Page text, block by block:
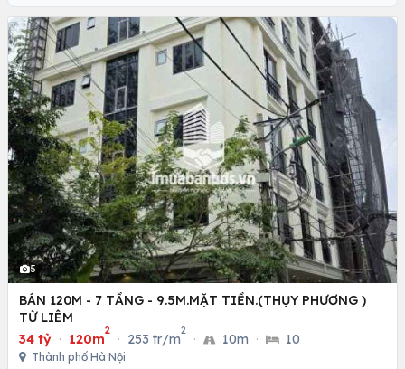
5
BÁN 120M - 7 TẦNG - 9.5M.MẶT TIỀN.(THỤY PHƯƠNG )
TỪ LIÊM
34 tỷ · 120m
2
· 253 tr/m
2
· 10m · 10
Thành phố Hà Nội